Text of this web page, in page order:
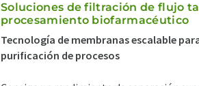
Soluciones de filtración de flujo
procesamiento biofarmacéutico
Tecnología de membranas escalable
purificación de procesos